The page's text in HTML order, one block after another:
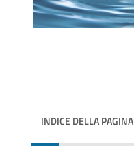
INDICE DELLA PAGINA